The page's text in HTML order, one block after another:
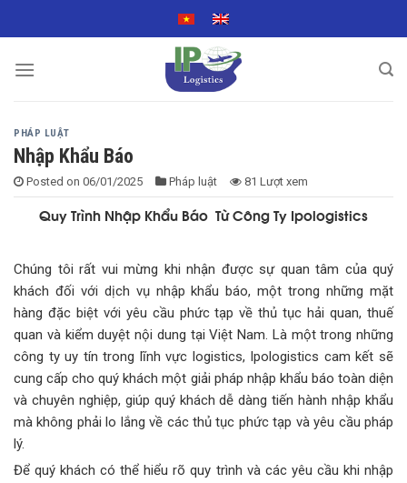
to
PHÁP LUẬT
Nhập Khẩu Báo
Posted on 06/01/2025 Pháp luật 81 Lượt xem
Quy Trình Nhập Khẩu Báo Từ Công Ty Ipologistics
Chúng tôi rất vui mừng khi nhận được sự quan tâm của quý
khách đối với dịch vụ nhập khẩu báo, một trong những mặt
hàng đặc biệt với yêu cầu phức tạp về thủ tục hải quan, thuế
quan và kiểm duyệt nội dung tại Việt Nam. Là một trong những
công ty uy tín trong lĩnh vực logistics, Ipologistics cam kết sẽ
cung cấp cho quý khách một giải pháp nhập khẩu báo toàn diện
và chuyên nghiệp, giúp quý khách dễ dàng tiến hành nhập khẩu
mà không phải lo lắng về các thủ tục phức tạp và yêu cầu pháp
lý.
Để quý khách có thể hiểu rõ quy trình và các yêu cầu khi nhập